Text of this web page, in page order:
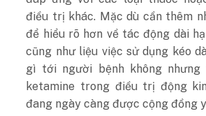
điều trị khác. Mặc dù cần thêm
để hiểu rõ hơn về tác động dài
cũng như liệu việc sử dụng kéo
gì tới người bệnh không nhưng
ketamine trong điều trị động
đang ngày càng được cộng đồng